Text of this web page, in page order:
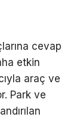
cevap
etkin
araç ve
Park ve